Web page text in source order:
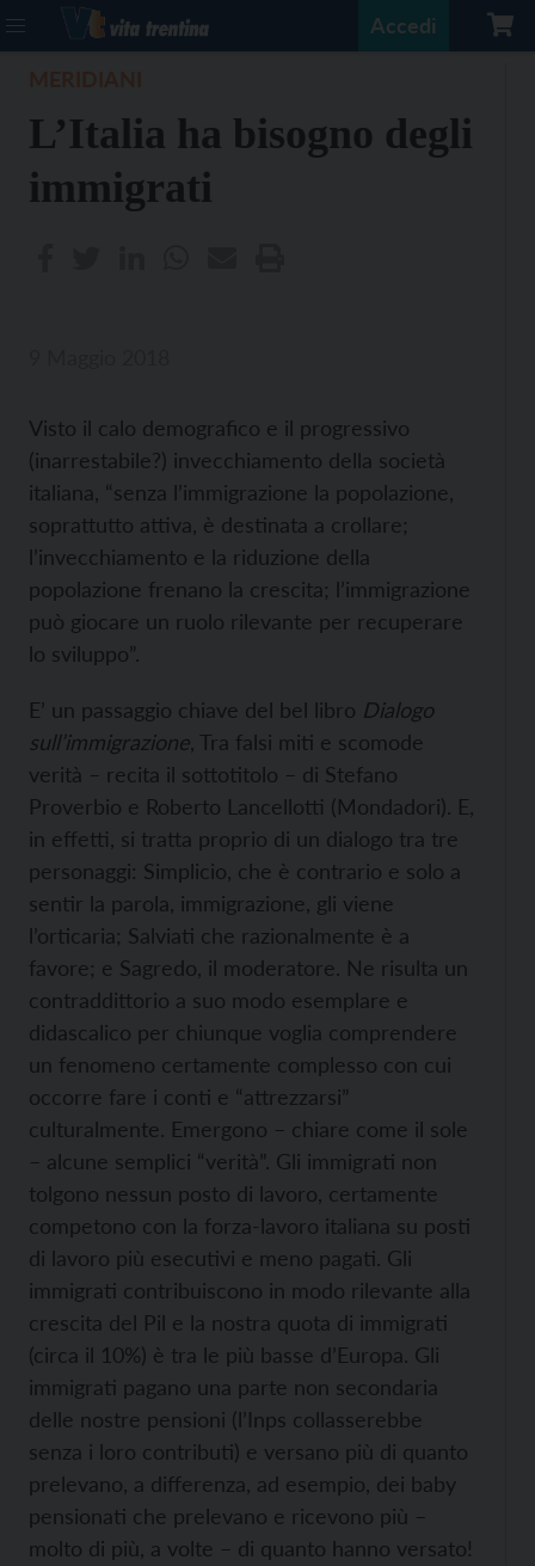
Accedi
L’Italia ha bisogno degli
immigrati
Visto il calo demografico e il progressivo
(inarrestabile?) invecchiamento della società
italiana, “senza l’immigrazione la popolazione,
soprattutto attiva, è destinata a crollare;
l’invecchiamento e la riduzione della
popolazione frenano la crescita; l’immigrazione
può giocare un ruolo rilevante per recuperare
lo sviluppo”.
E’ un passaggio chiave del bel libro Dialogo
sull’immigrazione , Tra falsi miti e scomode
verità – recita il sottotitolo – di Stefano
Proverbio e Roberto Lancellotti (Mondadori). E,
in effetti, si tratta proprio di un dialogo tra tre
personaggi: Simplicio, che è contrario e solo a
sentir la parola, immigrazione, gli viene
l’orticaria; Salviati che razionalmente è a
favore; e Sagredo, il moderatore. Ne risulta un
contraddittorio a suo modo esemplare e
didascalico per chiunque voglia comprendere
un fenomeno certamente complesso con cui
occorre fare i conti e “attrezzarsi”
culturalmente. Emergono – chiare come il sole
– alcune semplici “verità”. Gli immigrati non
tolgono nessun posto di lavoro, certamente
competono con la forza-lavoro italiana su posti
di lavoro più esecutivi e meno pagati. Gli
immigrati contribuiscono in modo rilevante alla
crescita del Pil e la nostra quota di immigrati
(circa il 10%) è tra le più basse d’Europa. Gli
immigrati pagano una parte non secondaria
delle nostre pensioni (l’Inps collasserebbe
senza i loro contributi) e versano più di quanto
prelevano, a differenza, ad esempio, dei baby
pensionati che prelevano e ricevono più –
molto di più, a volte – di quanto hanno versato!